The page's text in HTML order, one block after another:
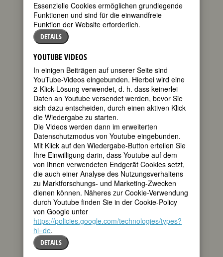
CLEMENTINA BLACK
geboren am
27. Juli 1853 in
Brighton
gestorben am
19. Dezember
1922 in
Barnes/London
englische
Gewerkschaftsaktivistin,
Frauenrechtlerin, Schriftstellerin
170. Geburtstag am 27. Juli 2023
Biografie•Literatur & Quellen
BIOGRAFIE
Im Jahr 1891 erschien Thomas Hardys
Tess of the D'Urbervilles
Essenzielle Cookies ermöglichen grundlegende
Funktionen und sind für die einwandfreie
Funktion der Website erforderlich.
DETAILS
YOUTUBE VIDEOS
In einigen Beiträgen auf unserer Seite sind
YouTube-Videos eingebunden. Hierbei wird eine
2-Klick-Lösung verwendet, d. h. dass keinerlei
Daten an Youtube versendet werden, bevor Sie
sich dazu entscheiden, durch einen aktiven Klick
die Wiedergabe zu starten.
Die Videos werden dann im erweiterten
Datenschutzmodus von Youtube eingebunden.
Mit Klick auf den Wiedergabe-Button erteilen Sie
Ihre Einwilligung darin, dass Youtube auf dem
von Ihnen verwendeten Endgerät Cookies setzt,
die auch einer Analyse des Nutzungsverhaltens
zu Marktforschungs- und Marketing-Zwecken
dienen können. Näheres zur Cookie-Verwendung
durch Youtube finden Sie in der Cookie-Policy
von Google unter
https://policies.google.com/technologies/types?
hl=de.
DETAILS